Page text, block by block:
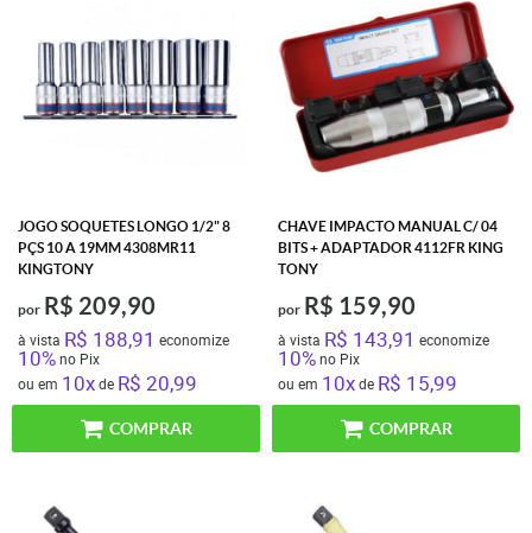
JOGO SOQUETES LONGO 1/2" 8
PÇS 10 A 19MM 4308MR11
KINGTONY
por R$ 209,90
à vista R$ 188,91 economize
10%no Pix
ou em 10xde R$ 20,99
COMPRAR
CHAVE IMPACTO MANUAL C/ 04
BITS + ADAPTADOR 4112FR KING
TONY
por R$ 159,90
à vista R$ 143,91 economize
10%no Pix
ou em 10xde R$ 15,99
COMPRAR